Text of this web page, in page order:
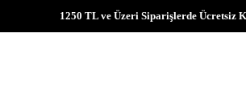
1250 TL ve Üzeri Siparişlerde Ücretsiz